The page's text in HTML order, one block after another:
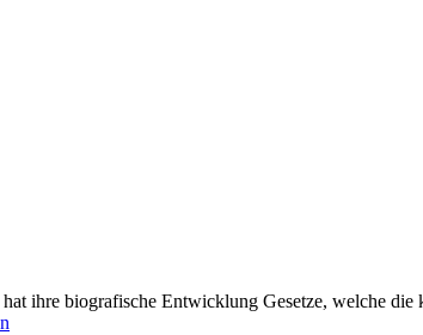
ihre biografische Entwicklung Gesetze, welche die